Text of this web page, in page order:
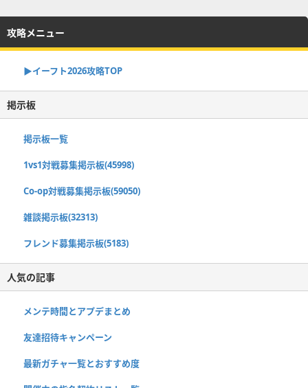
攻略メニュー
▶イーフト2026攻略TOP
掲示板
掲示板一覧
1vs1対戦募集掲示板(45998)
Co-op対戦募集掲示板(59050)
雑談掲示板(32313)
フレンド募集掲示板(5183)
人気の記事
メンテ時間とアプデまとめ
友達招待キャンペーン
最新ガチャ一覧とおすすめ度